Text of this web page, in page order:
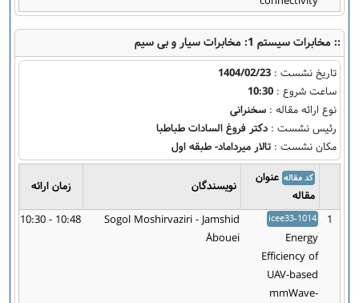
:: مخابرات سیستم 1: مخابرات سیار و بی سیم
تاریخ نشست : 1404/02/23
ساعت شروع : 10:30
نوع ارائه مقاله : سخنرانی
رئیس نشست : دکتر فروغ السادات طباطبا
مکان نشست : تالار میرداماد- طبقه اول
کد مقاله عنوان
مقاله
نویسندگان زمان ارائه
1
icee33-1014
Energy
Efficiency of
UAV-based
mmWave-
Sogol Moshirvaziri - Jamshid
َAbouei
10:30 - 10:48